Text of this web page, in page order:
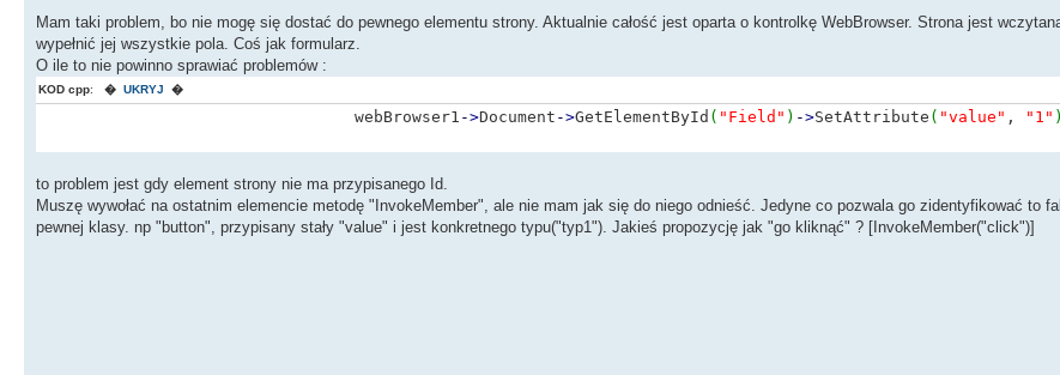
Mam taki problem, bo nie mogę się dostać do pewnego elementu strony. Aktualnie całość jest oparta o kontrolkę WebBrowser. Strona jest
wypełnić jej wszystkie pola. Coś jak formularz.
O ile to nie powinno sprawiać problemów :
KOD cpp: � UKRYJ �
webBrowser1 ->Document ->GetElementById ( "Field" ) ->SetAttribute ( "value" , "1" )
to problem jest gdy element strony nie ma przypisanego Id.
Muszę wywołać na ostatnim elemencie metodę "InvokeMember", ale nie mam jak się do niego odnieść. Jedyne co pozwala go zidentyfikować to
pewnej klasy. np "button", przypisany stały "value" i jest konkretnego typu("typ1"). Jakieś propozycję jak "go kliknąć" ? [InvokeMember("click")]